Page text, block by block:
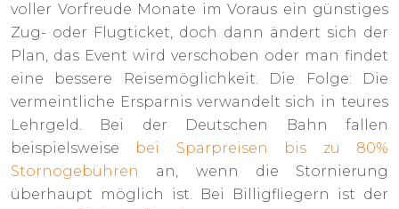
voller Vorfreude Monate im Voraus ein günstiges
Zug- oder Flugticket, doch dann ändert sich der
Plan, das Event wird verschoben oder man findet
eine bessere Reisemöglichkeit. Die Folge: Die
vermeintliche Ersparnis verwandelt sich in teures
Lehrgeld. Bei der Deutschen Bahn fallen
beispielsweise bei Sparpreisen bis zu 80%
Stornogebühren
an, wenn die Stornierung
überhaupt möglich ist. Bei Billigfliegern ist der